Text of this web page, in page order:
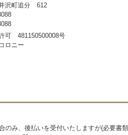
井沢町追分 612
可 481150500008号
ロニー
のみ、後払いを受付いたしますが(必要書